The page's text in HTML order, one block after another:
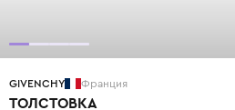
GIVENCHY Франция
ТОЛСТОВКА